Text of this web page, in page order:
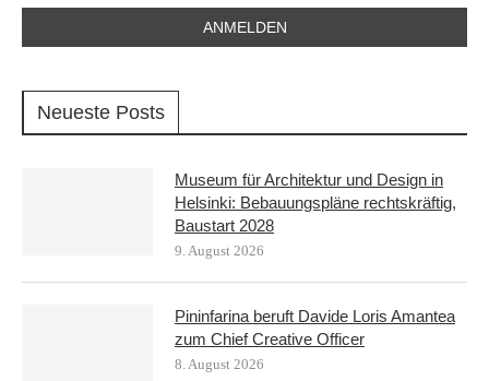
Neueste Posts
Museum für Architektur und Design in
Helsinki: Bebauungspläne rechtskräftig,
Baustart 2028
9. August 2026
Pininfarina beruft Davide Loris Amantea
zum Chief Creative Officer
8. August 2026